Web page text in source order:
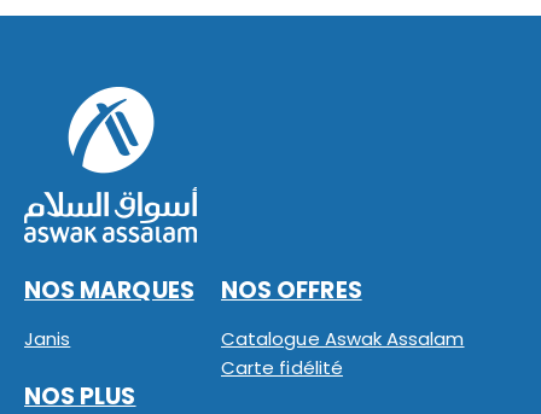
NOS MARQUES
Janis
NOS OFFRES
Catalogue Aswak Assalam
Carte fidélité
NOS PLUS